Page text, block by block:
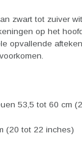
zwart tot zuiver
op het
opvallende
53,5 tot 60 cm
(20 tot 22 inches)